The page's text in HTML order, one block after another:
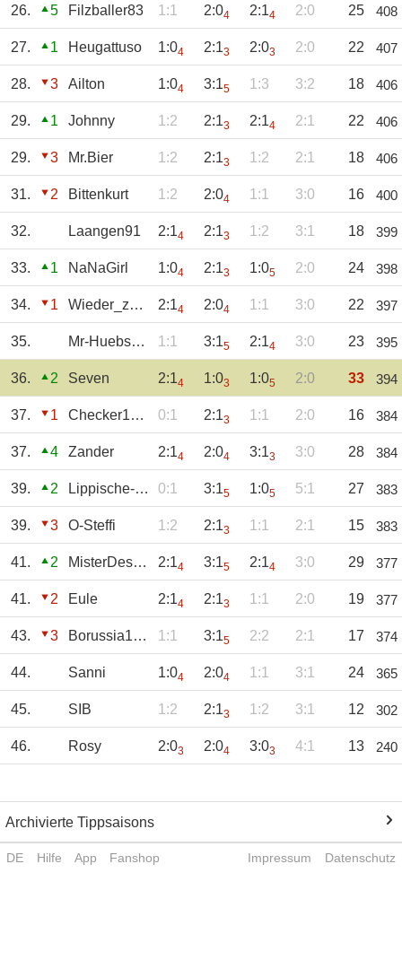
26. 5 Filzballer83 1:1 2:04 2:14 2:0 25 408
27. 1 Heugattuso 1:04 2:13 2:03 2:0 22 407
28. 3 Ailton 1:04 3:15 1:3 3:2 18 406
29. 1 Johnny 1:2 2:13 2:14 2:1 22 406
29. 3 Mr.Bier 1:2 2:13 1:2 2:1 18 406
31. 2 Bittenkurt 1:2 2:04 1:1 3:0 16 400
32. Laangen91 2:14 2:13 1:2 3:1 18 399
33. 1 NaNaGirl 1:04 2:13 1:05 2:0 24 398
34. 1 Wieder_zu_Hause 2:14 2:04 1:1 3:0 22 397
35. Mr-Huebschi 1:1 3:15 2:14 3:0 23 395
36. 2 Seven 2:14 1:03 1:05 2:0 33 394
37. 1 Checker1904 0:1 2:13 1:1 2:0 16 384
37. 4 Zander 2:14 2:04 3:13 3:0 28 384
39. 2 Lippische-Rose 0:1 3:15 1:05 5:1 27 383
39. 3 O-Steffi 1:2 2:13 1:1 2:1 15 383
41. 2 MisterDesaster 2:14 3:15 2:14 3:0 29 377
41. 2 Eule 2:14 2:13 1:1 2:0 19 377
43. 3 Borussia1900 1:1 3:15 2:2 2:1 17 374
44. Sanni 1:04 2:04 1:1 3:1 24 365
45. SIB 1:2 2:13 1:2 3:1 12 302
46. Rosy 2:03 2:04 3:03 4:1 13 240
Archivierte Tippsaisons
DE Hilfe App Fanshop Impressum Datenschutz